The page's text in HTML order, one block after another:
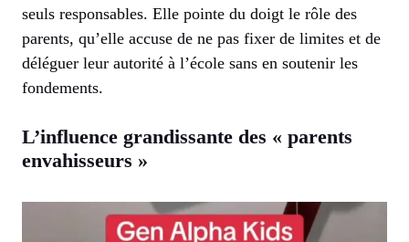
seuls responsables. Elle pointe du doigt le rôle des
parents, qu’elle accuse de ne pas fixer de limites et de
déléguer leur autorité à l’école sans en soutenir les
fondements.
L’influence grandissante des « parents
envahisseurs »